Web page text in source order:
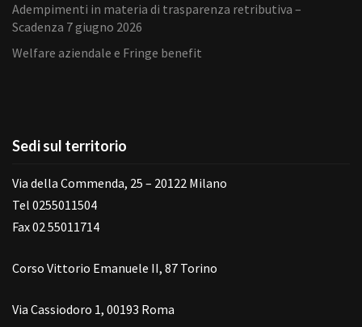
Adempimenti in materia di trasparenza retributiva –
Scadenza 7 giugno 2026
Welfare aziendale e Fringe benefit
Sedi sul territorio
Via della Commenda, 25 – 20122 Milano
Tel 0255011504
Fax 02 55011714
Corso Vittorio Emanuele II, 87 Torino
Via Cassiodoro 1, 00193 Roma